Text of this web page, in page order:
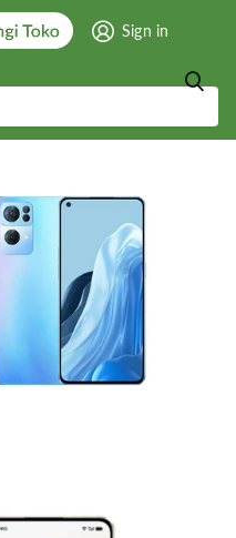
Sign in